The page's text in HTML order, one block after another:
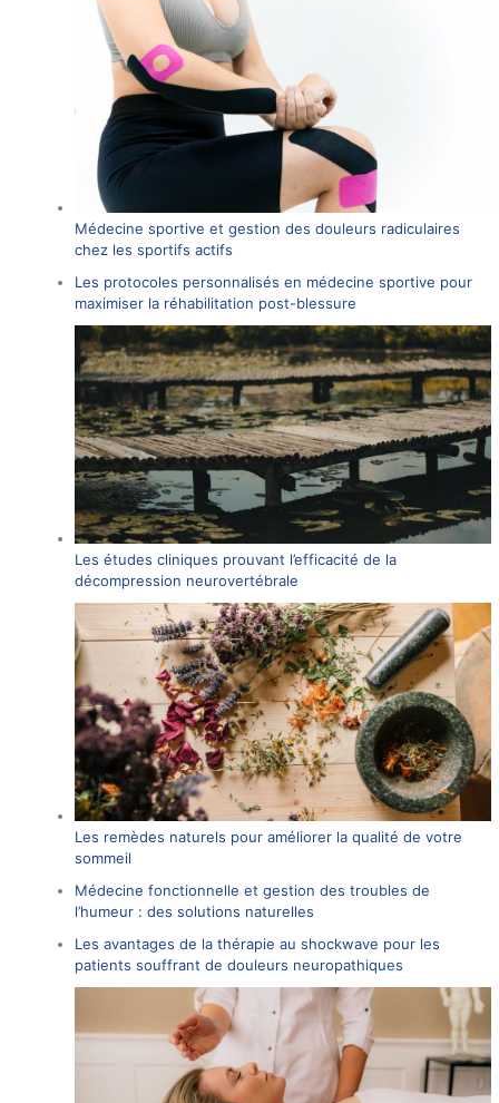
Médecine sportive et gestion des douleurs radiculaires
chez les sportifs actifs
Les protocoles personnalisés en médecine sportive pour
maximiser la réhabilitation post-blessure
Les études cliniques prouvant l’efficacité de la
décompression neurovertébrale
Les remèdes naturels pour améliorer la qualité de votre
sommeil
Médecine fonctionnelle et gestion des troubles de
l’humeur : des solutions naturelles
Les avantages de la thérapie au shockwave pour les
patients souffrant de douleurs neuropathiques